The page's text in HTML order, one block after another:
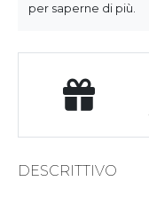
per saperne di più.
DESCRITTIVO